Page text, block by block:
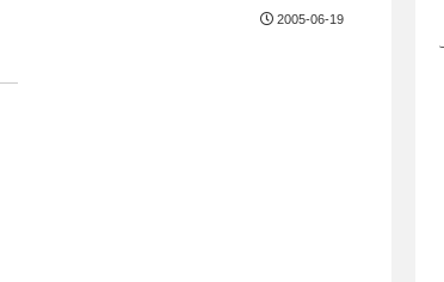
2005-06-19